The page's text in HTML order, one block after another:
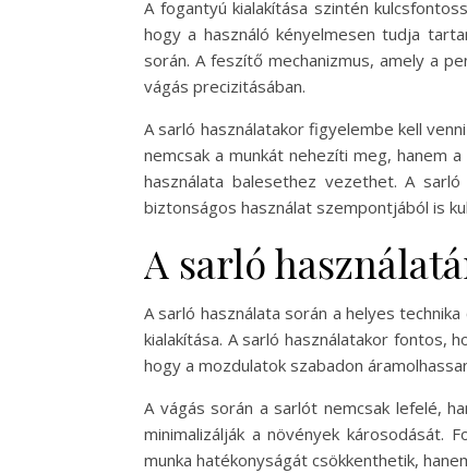
A fogantyú kialakítása szintén
hogy a használó kényelmesen tudja
során. A feszítő mechanizmus, amely a
vágás precizitásában.
A sarló használatakor figyelembe kell
nemcsak a munkát nehezíti meg, hanem
használata balesethez vezethet. A
biztonságos használat szempontjából is
A sarló
A sarló használata során a helyes
kialakítása. A sarló használatakor fontos,
hogy a mozdulatok szabadon
A vágás során a sarlót nemcsak lefelé,
minimalizálják a növények károsodását.
munka hatékonyságát csökkenthetik,